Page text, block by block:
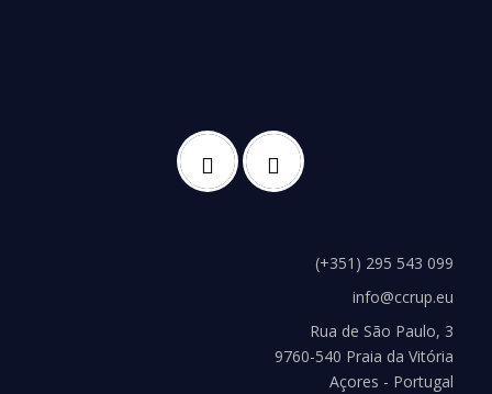
(+351) 295 543 099
info@ccrup.eu
Rua de São Paulo, 3
9760-540 Praia da Vitória
Açores - Portugal